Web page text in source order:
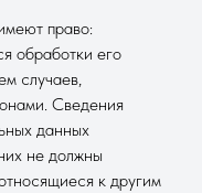
право:
обработки его
случаев,
Сведения
данных
не должны
к другим